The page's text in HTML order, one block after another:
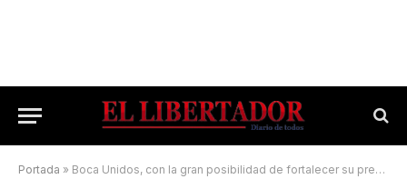
Portada » Boca Unidos, con la gran posibilidad de fortalecer su presente futbolístico